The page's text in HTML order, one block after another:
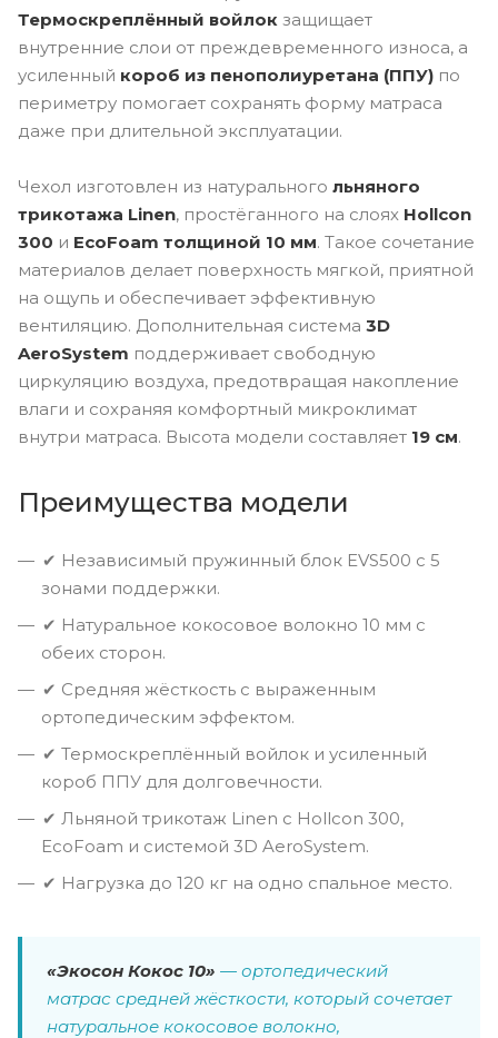
Термоскреплённый войлок защищает
внутренние слои от преждевременного износа, а
усиленный короб из пенополиуретана (ППУ) по
периметру помогает сохранять форму матраса
даже при длительной эксплуатации.
Чехол изготовлен из натурального льняного
трикотажа Linen, простёганного на слоях Hollcon
300 и EcoFoam толщиной 10 мм. Такое сочетание
материалов делает поверхность мягкой, приятной
на ощупь и обеспечивает эффективную
вентиляцию. Дополнительная система 3D
AeroSystem поддерживает свободную
циркуляцию воздуха, предотвращая накопление
влаги и сохраняя комфортный микроклимат
внутри матраса. Высота модели составляет 19 см.
Преимущества модели
✔ Независимый пружинный блок EVS500 с 5
зонами поддержки.
✔ Натуральное кокосовое волокно 10 мм с
обеих сторон.
✔ Средняя жёсткость с выраженным
ортопедическим эффектом.
✔ Термоскреплённый войлок и усиленный
короб ППУ для долговечности.
✔ Льняной трикотаж Linen с Hollcon 300,
EcoFoam и системой 3D AeroSystem.
✔ Нагрузка до 120 кг на одно спальное место.
«Экосон Кокос 10» — ортопедический
матрас средней жёсткости, который сочетает
натуральное кокосовое волокно,